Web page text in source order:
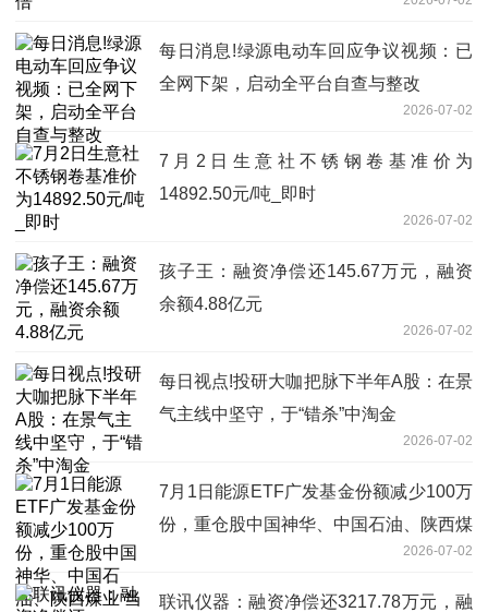
每日消息!绿源电动车回应争议视频：已
全网下架，启动全平台自查与整改
2026-07-02
7月2日生意社不锈钢卷基准价为
14892.50元/吨_即时
2026-07-02
孩子王：融资净偿还145.67万元，融资
余额4.88亿元
2026-07-02
每日视点!投研大咖把脉下半年A股：在景
气主线中坚守，于“错杀”中淘金
2026-07-02
7月1日能源ETF广发基金份额减少100万
份，重仓股中国神华、中国石油、陕西煤
2026-07-02
联讯仪器：融资净偿还3217.78万元，融